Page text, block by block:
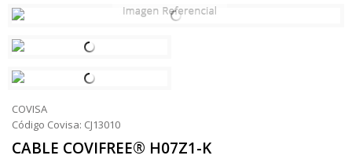
COVISA
Código Covisa: CJ13010
CABLE COVIFREE® H07Z1-K